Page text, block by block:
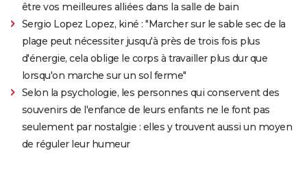
être vos meilleures alliées dans la salle de bain
Sergio Lopez Lopez, kiné : "Marcher sur le sable sec de la
plage peut nécessiter jusqu'à près de trois fois plus
d'énergie, cela oblige le corps à travailler plus dur que
lorsqu'on marche sur un sol ferme"
Selon la psychologie, les personnes qui conservent des
souvenirs de l'enfance de leurs enfants ne le font pas
seulement par nostalgie : elles y trouvent aussi un moyen
de réguler leur humeur